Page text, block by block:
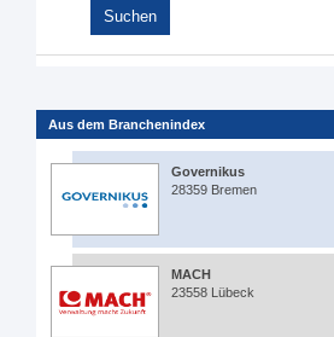
Aus dem Branchenindex
Governikus
28359 Bremen
MACH
23558 Lübeck